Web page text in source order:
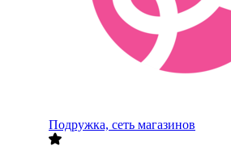
Подружка, сеть магазинов